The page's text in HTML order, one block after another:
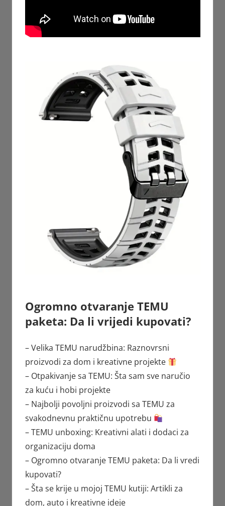
Ogromno otvaranje TEMU
paketa: Da li vrijedi kupovati?
– Velika TEMU narudžbina: Raznovrsni
proizvodi za dom i kreativne projekte
– Otpakivanje sa TEMU: Šta sam sve naručio
za kuću i hobi projekte
– Najbolji povoljni proizvodi sa TEMU za
svakodnevnu praktičnu upotrebu
– TEMU unboxing: Kreativni alati i dodaci za
organizaciju doma
– Ogromno otvaranje TEMU paketa: Da li vredi
kupovati?
– Šta se krije u mojoj TEMU kutiji: Artikli za
dom, auto i kreativne ideje